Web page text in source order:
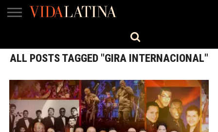
TV
ALL POSTS TAGGED "GIRA INTERNACIONAL"